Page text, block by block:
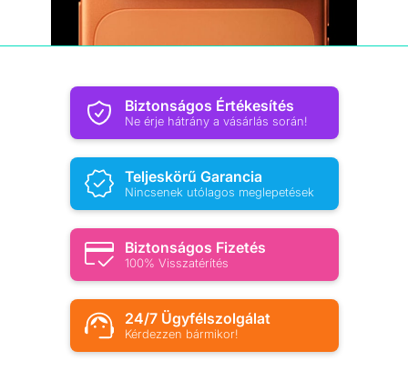
Biztonságos Értékesítés
Ne érje hátrány a vásárlás során!
Teljeskörű Garancia
Nincsenek utólagos meglepetések
Biztonságos Fizetés
100% Visszatérítés
24/7 Ügyfélszolgálat
Kérdezzen bármikor!